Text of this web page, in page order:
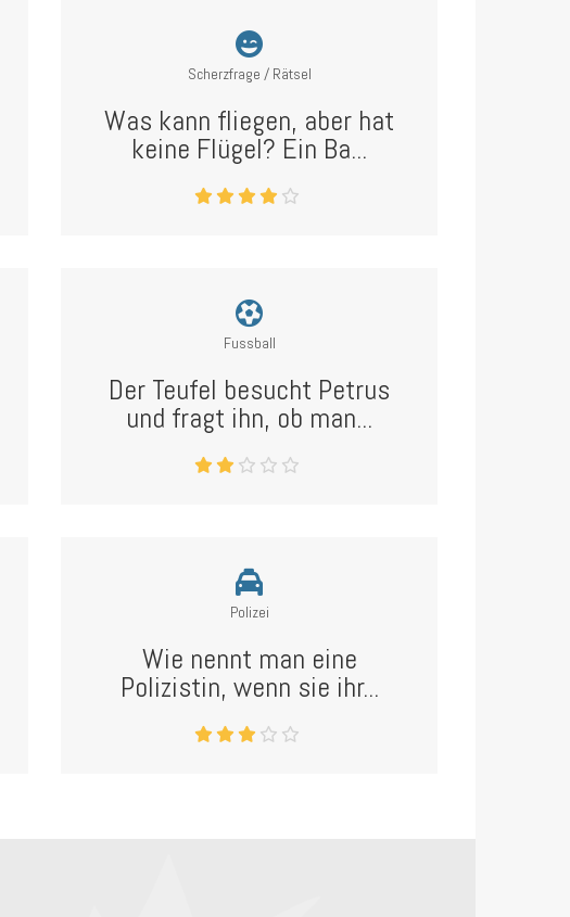
Scherzfrage / Rätsel
Was kann fliegen, aber hat
keine Flügel? Ein Ba...
Fussball
Der Teufel besucht Petrus
und fragt ihn, ob man...
Polizei
Wie nennt man eine
Polizistin, wenn sie ihr...